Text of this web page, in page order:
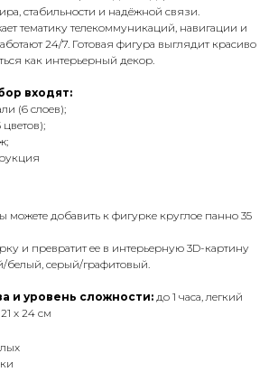
стабильности и надёжной связи.
тематику телекоммуникаций, навигации и
24/7. Готовая фигура выглядит красиво
как интерьерный декор.
входят:
(6 слоев);
цветов);
можете добавить к фигурке круглое панно 35
и превратит ее в интерьерную 3D-картину
белый, серый/графитовый.
и уровень сложности: до 1 часа, легкий
21 х 24 см